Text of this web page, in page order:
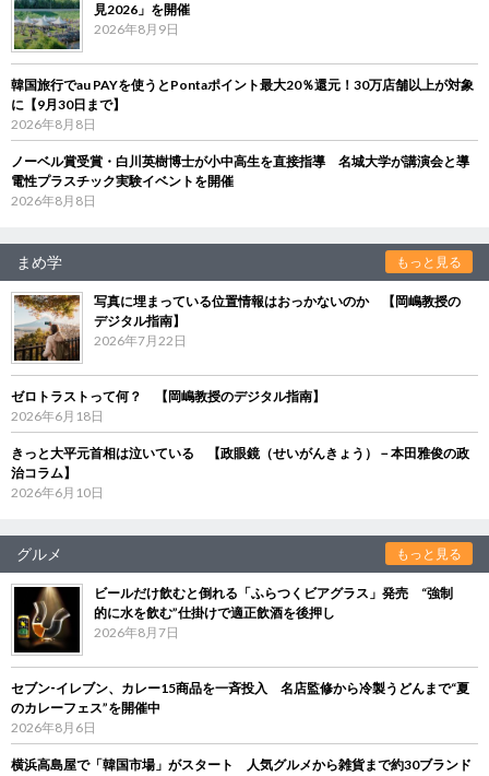
見2026」を開催
2026年8月9日
韓国旅行でau PAYを使うとPontaポイント最大20％還元！30万店舗以上が対象
に【9月30日まで】
2026年8月8日
ノーベル賞受賞・白川英樹博士が小中高生を直接指導 名城大学が講演会と導
電性プラスチック実験イベントを開催
2026年8月8日
まめ学 もっと見る
写真に埋まっている位置情報はおっかないのか 【岡嶋教授の
デジタル指南】
2026年7月22日
ゼロトラストって何？ 【岡嶋教授のデジタル指南】
2026年6月18日
きっと大平元首相は泣いている 【政眼鏡（せいがんきょう）－本田雅俊の政
治コラム】
2026年6月10日
グルメ もっと見る
ビールだけ飲むと倒れる「ふらつくビアグラス」発売 “強制
的に水を飲む”仕掛けで適正飲酒を後押し
2026年8月7日
セブン‐イレブン、カレー15商品を一斉投入 名店監修から冷製うどんまで“夏
のカレーフェス”を開催中
2026年8月6日
横浜高島屋で「韓国市場」がスタート 人気グルメから雑貨まで約30ブランド